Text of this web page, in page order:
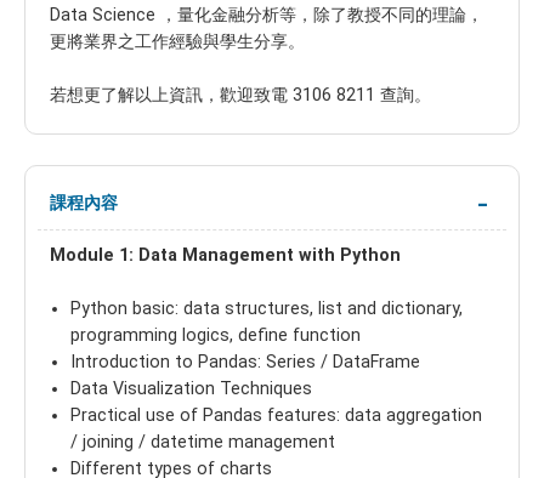
Data Science ，量化金融分析等，除了教授不同的理論，
更將業界之工作經驗與學生分享。
若想更了解以上資訊，歡迎致電 3106 8211 查詢。
課程內容
Module 1: Data Management with Python
Python basic: data structures, list and dictionary,
programming logics, define function
Introduction to Pandas: Series / DataFrame
Data Visualization Techniques
Practical use of Pandas features: data aggregation
/ joining / datetime management
Different types of charts